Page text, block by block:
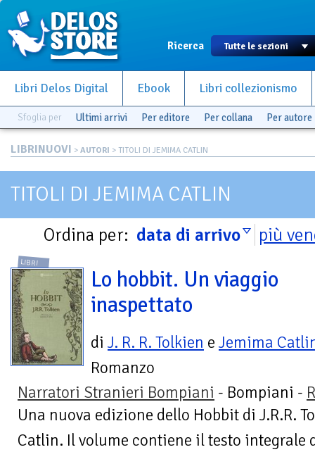
Ricerca
Libri Delos Digital Ebook Libri collezionismo
Sfoglia per Ultimi arrivi Per editore Per collana Per autore
LIBRINUOVI > AUTORI > TITOLI DI JEMIMA CATLIN
TITOLI DI JEMIMA CATLIN
Ordina per: data di arrivo più
LIBRI
Lo hobbit. Un viaggio
inaspettato
di J. R. R. Tolkien e Jemima
Romanzo
Narratori Stranieri Bompiani - Bompiani -
Una nuova edizione dello Hobbit di J.R.R.
Catlin. Il volume contiene il testo integrale